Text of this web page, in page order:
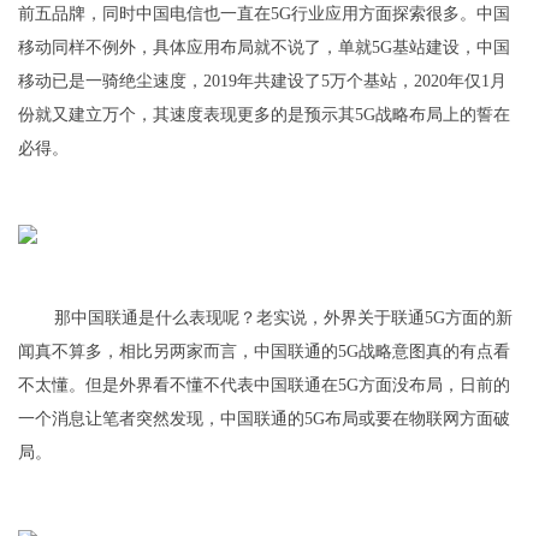
前五品牌，同时中国电信也一直在5G行业应用方面探索很多。中国
移动同样不例外，具体应用布局就不说了，单就5G基站建设，中国
移动已是一骑绝尘速度，2019年共建设了5万个基站，2020年仅1月
份就又建立万个，其速度表现更多的是预示其5G战略布局上的誓在
必得。
那中国联通是什么表现呢？老实说，外界关于联通5G方面的新
闻真不算多，相比另两家而言，中国联通的5G战略意图真的有点看
不太懂。但是外界看不懂不代表中国联通在5G方面没布局，日前的
一个消息让笔者突然发现，中国联通的5G布局或要在物联网方面破
局。